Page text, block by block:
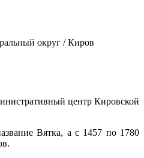
округ / Киров
центр Кировской
Вятка, а с 1457 по 1780